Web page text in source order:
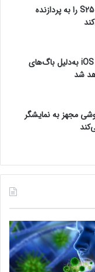
سامسونگ احتمالاً گلکسی S25 را به پردازنده
نسخه آزمایشی عمومی iOS 16 به‌دلیل باگ‌های
شد
مجهز به نمایشگر